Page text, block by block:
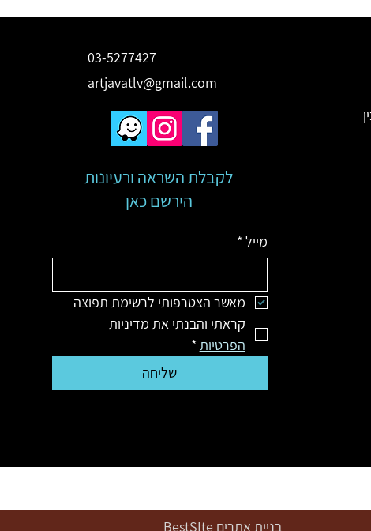
03-5277427
artjavatlv@gmail.com
לקבלת השראה ורעיונות
הירשם כאן
מייל *
מאשר הצטרפותי לרשימת תפוצה
קראתי והבנתי את מדיניות
הפרטיות *
שליחה
בניית אתריםBestSIte